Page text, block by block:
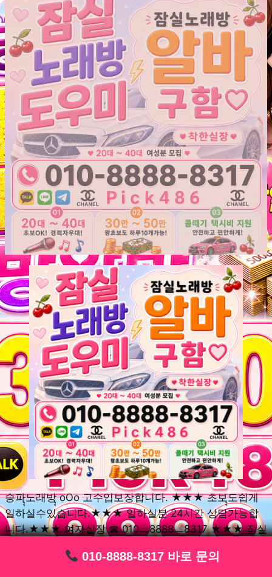
010-8888-8317 바로 문의
010-8888-8317 바로 문의
010-8888-8317 바로 문의
010-8888-8317 바로 문의
010-8888-8317 바로 문의
010-8888-8317 바로 문의
송파ุุ노래방ุุ oOo 고수입보장합니다. ★★★ 초보ุุ도쉽게
일하실수있습니다.★★★ 일하실분 24시간 상담가능합
니다.★★★ 여자실장 ☎ 010ㅡ8888ㅡ8317 ★★★ 잠실
요. 여성ㅣุุ알바ุุㅣ여기 신천동ุุ노래방ุุ ◞✿ 풍납동ุุ노래방ุุ
010-8888-8317 바로 문의
010-8888-8317 바로 문의
010-8888-8317 바로 문의